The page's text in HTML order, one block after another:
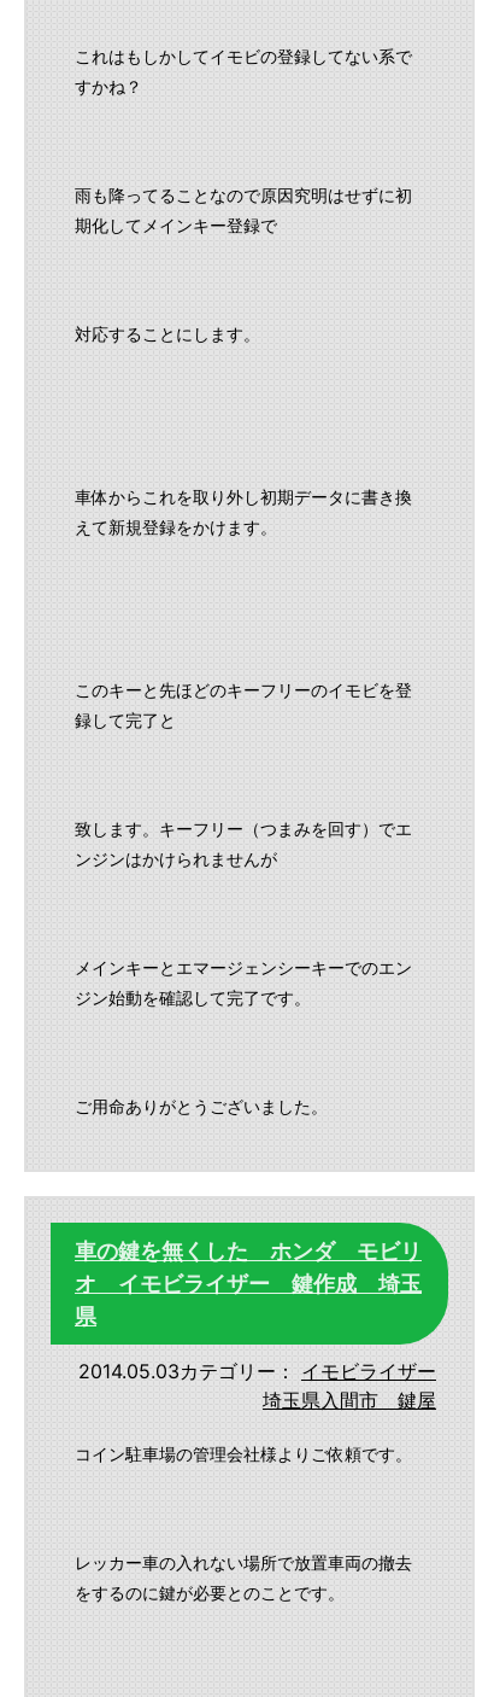
これはもしかしてイモビの登録してない系で
すかね？
雨も降ってることなので原因究明はせずに初
期化してメインキー登録で
対応することにします。
車体からこれを取り外し初期データに書き換
えて新規登録をかけます。
このキーと先ほどのキーフリーのイモビを登
録して完了と
致します。キーフリー（つまみを回す）でエ
ンジンはかけられませんが
メインキーとエマージェンシーキーでのエン
ジン始動を確認して完了です。
ご用命ありがとうございました。
車の鍵を無くした ホンダ モビリ
オ イモビライザー 鍵作成 埼玉
県
2014.05.03カテゴリー：
イモビライザー
埼玉県入間市 鍵屋
コイン駐車場の管理会社様よりご依頼です。
レッカー車の入れない場所で放置車両の撤去
をするのに鍵が必要とのことです。